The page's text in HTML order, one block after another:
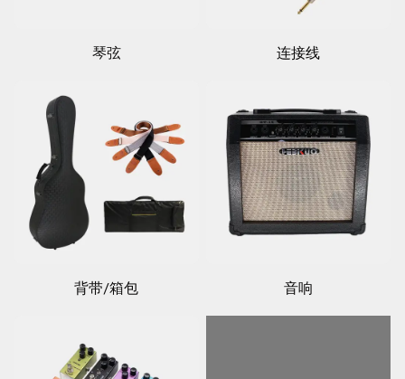
琴弦 连接线
背带/箱包 音响